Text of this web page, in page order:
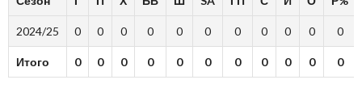
2024/25 0 0 0 0 0 0 0 0 0 0 0
Итого 0 0 0 0 0 0 0 0 0 0 0